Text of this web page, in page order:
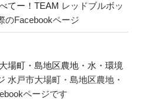
てー！TEAM レッドブルボッ
のFacebookページ
場町・島地区農地・水・環境
水戸市大場町・島地区農地・
ページです